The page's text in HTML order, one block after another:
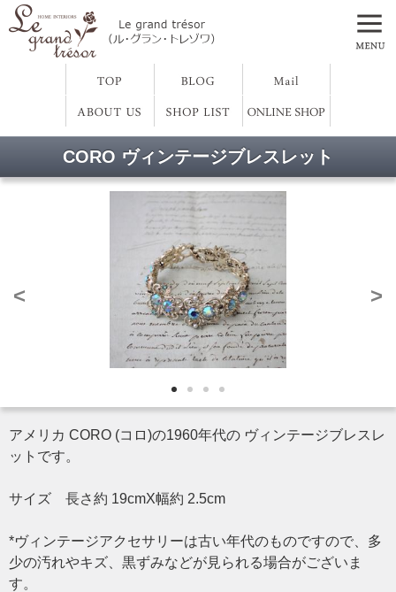
CORO ヴィンテージブレスレット
< >
アメリカ CORO (コロ)の1960年代の ヴィンテージブレスレ
ットです。
サイズ 長さ約 19cmX幅約 2.5cm
*ヴィンテージアクセサリーは古い年代のものですので、多
少の汚れやキズ、黒ずみなどが見られる場合がございま
す。